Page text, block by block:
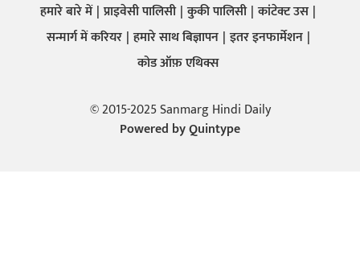
हमारे बारे में प्राइवेसी पालिसी कुकी पालिसी कांटेक्ट उस
सन्मार्ग में करियर हमारे साथ बिज्ञापन इतर इनफार्मेशन
कोड ऑफ़ एथिक्स
© 2015-2025 Sanmarg Hindi Daily
Powered byQuintype